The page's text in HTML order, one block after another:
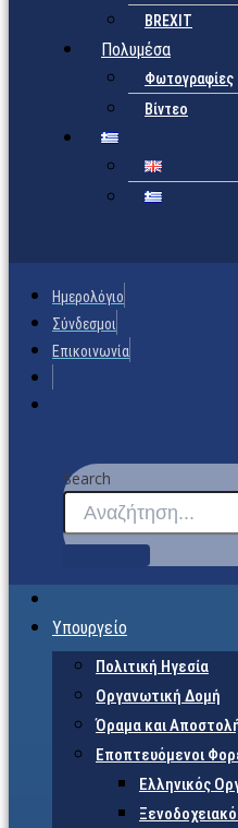
BREXIT
Πολυμέσα
Φωτογραφίες
Βίντεο
Ημερολόγιο
Σύνδεσμοι
Επικοινωνία
Search
Υπουργείο
Πολιτική Ηγεσία
Οργανωτική Δομή
Όραμα και
Εποπτευόμενοι
Eλληνικός